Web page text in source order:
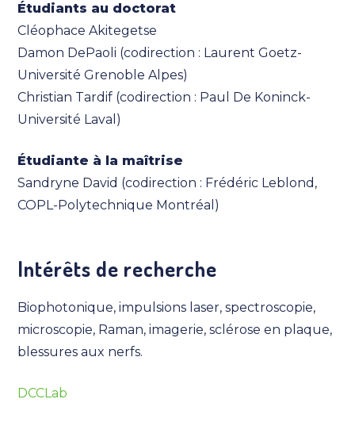
Étudiants au doctorat
Cléophace Akitegetse
Damon DePaoli (codirection : Laurent Goetz-
Université Grenoble Alpes)
Christian Tardif (codirection : Paul De Koninck-
Université Laval)
Étudiante à la maîtrise
Sandryne David (codirection : Frédéric Leblond,
COPL-Polytechnique Montréal)
Intérêts de recherche
Biophotonique, impulsions laser, spectroscopie,
microscopie, Raman, imagerie, sclérose en plaque,
blessures aux nerfs.
DCCLab